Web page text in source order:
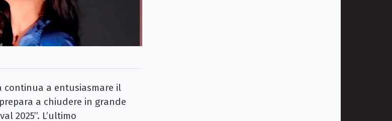
continua a entusiasmare il
a chiudere in grande
2025”. L’ultimo